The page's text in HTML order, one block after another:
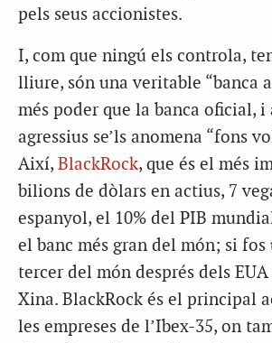
pels seus accionistes.
I, com que ningú els controla,
lliure, són una veritable “banca
més poder que la banca oficial, i
agressius se’ls anomena “fons
Així, BlackRock, que és el més
bilions de dòlars en actius, 7
espanyol, el 10% del PIB
el banc més gran del món; si fos
tercer del món després dels
Xina. BlackRock és el principal
les empreses de l’Ibex-35, on